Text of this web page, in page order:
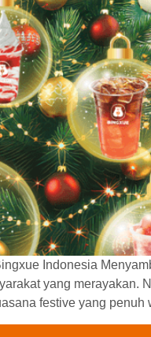
Indonesia
yang merayakan.
festive yang